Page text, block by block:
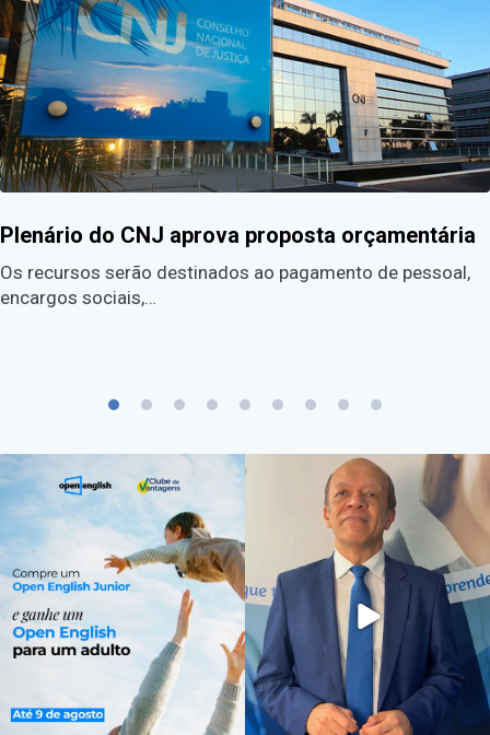
Plenário do CNJ aprova proposta orçamentária
Os recursos serão destinados ao pagamento de pessoal,
encargos sociais,…